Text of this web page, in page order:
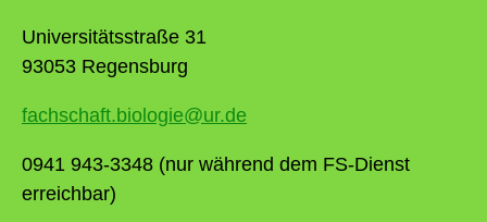
Universitätsstraße 31
93053 Regensburg
fachschaft.biologie@ur.de
0941 943-3348 (nur während dem FS-Dienst
erreichbar)